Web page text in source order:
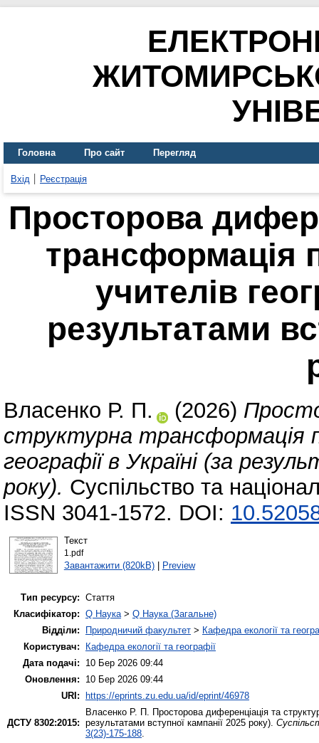
Головна Про сайт Перегляд
Вхід Реєстрація
Просторова
трансформація
учителів
результатами
Власенко Р. П. (2026)
структурна трансформація
географії в Україні (за
року). Суспільство та
ISSN 3041-1572. DOI:
Текст
1.pdf
Завантажити (820kB)| Preview
Тип ресурсу: Стаття
Класифікатор: Q Наука> Q Наука (Загальне)
Відділи:
Природничий факультет > Кафедра екології та
Користувач:
Кафедра екології та географії
Дата подачі:
10 Бер 2026 09:44
Оновлення:
10 Бер 2026 09:44
URI:
https://eprints.zu.edu.ua/id/eprint/46978
ДСТУ 8302:2015:
Власенко Р. П. Просторова диференціація та
результатами вступної кампанії 2025 року).
3(23)-175-188.